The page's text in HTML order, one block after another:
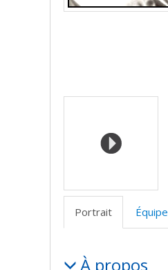
Médias
Portrait Équipe
Portrait
À propos